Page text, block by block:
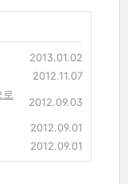
2013.01.02
2012.11.07
2012.09.03
2012.09.01
2012.09.01